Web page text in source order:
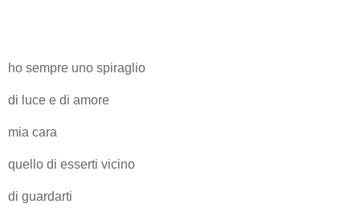
ho sempre uno spiraglio
di luce e di amore
mia cara
quello di esserti vicino
di guardarti